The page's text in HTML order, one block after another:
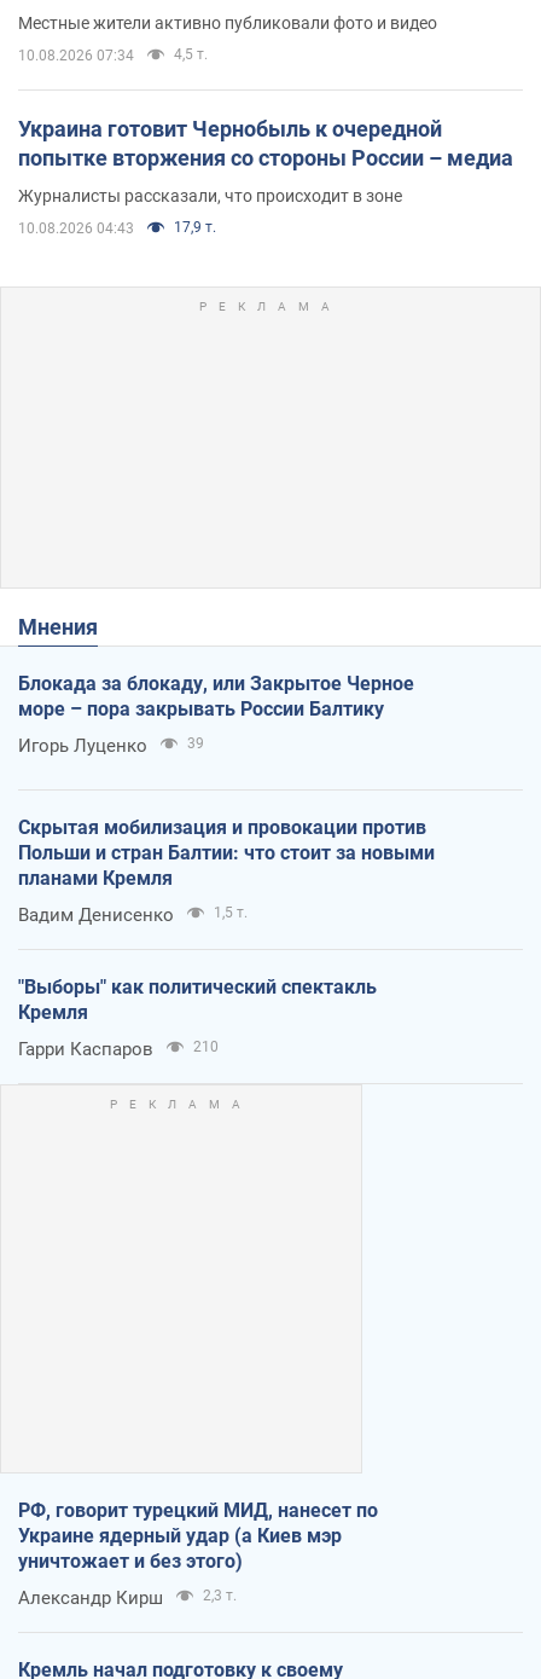
Местные жители активно публиковали фото и видео
10.08.2026 07:34 4,5 т.
Украина готовит Чернобыль к очередной
попытке вторжения со стороны России – медиа
Журналисты рассказали, что происходит в зоне
10.08.2026 04:43 17,9 т.
Мнения
Блокада за блокаду, или Закрытое Черное
море – пора закрывать России Балтику
Игорь Луценко 39
Скрытая мобилизация и провокации против
Польши и стран Балтии: что стоит за новыми
планами Кремля
Вадим Денисенко 1,5 т.
"Выборы" как политический спектакль
Кремля
Гарри Каспаров 210
РФ, говорит турецкий МИД, нанесет по
Украине ядерный удар (а Киев мэр
уничтожает и без этого)
Александр Кирш 2,3 т.
Кремль начал подготовку к своему